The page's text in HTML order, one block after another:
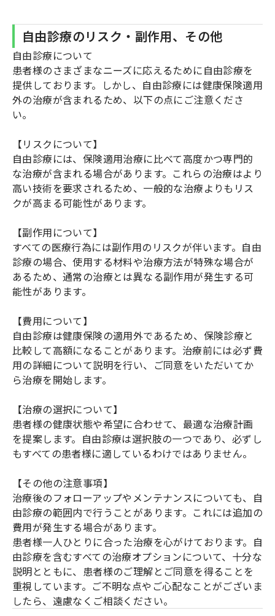
自由診療のリスク・副作用、その他
自由診療について
患者様のさまざまなニーズに応えるために自由診療を
提供しております。しかし、自由診療には健康保険適用
外の治療が含まれるため、以下の点にご注意くださ
い。
【リスクについて】
自由診療には、保険適用治療に比べて高度かつ専門的
な治療が含まれる場合があります。これらの治療はより
高い技術を要求されるため、一般的な治療よりもリス
クが高まる可能性があります。
【副作用について】
すべての医療行為には副作用のリスクが伴います。自由
診療の場合、使用する材料や治療方法が特殊な場合が
あるため、通常の治療とは異なる副作用が発生する可
能性があります。
【費用について】
自由診療は健康保険の適用外であるため、保険診療と
比較して高額になることがあります。治療前には必ず費
用の詳細について説明を行い、ご同意をいただいてか
ら治療を開始します。
【治療の選択について】
患者様の健康状態や希望に合わせて、最適な治療計画
を提案します。自由診療は選択肢の一つであり、必ずし
もすべての患者様に適しているわけではありません。
【その他の注意事項】
治療後のフォローアップやメンテナンスについても、自
由診療の範囲内で行うことがあります。これには追加の
費用が発生する場合があります。
患者様一人ひとりに合った治療を心がけております。自
由診療を含むすべての治療オプションについて、十分な
説明とともに、患者様のご理解とご同意を得ることを
重視しています。ご不明な点やご心配なことがございま
したら、遠慮なくご相談ください。